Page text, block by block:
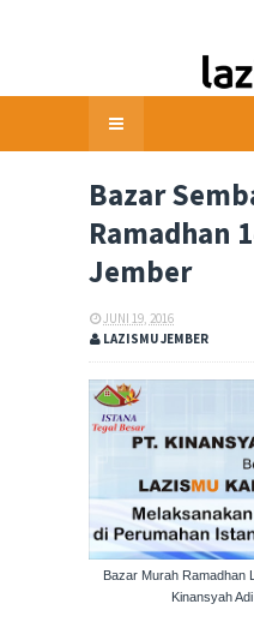
Bazar
Ramadhan
Jember
JUNI 19, 2016
LAZISMU JEMBER
Bazar Murah Ramadhan
Kinansyah